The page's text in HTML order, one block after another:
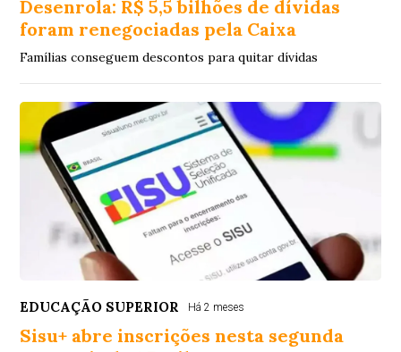
Desenrola: R$ 5,5 bilhões de dívidas
foram renegociadas pela Caixa
Famílias conseguem descontos para quitar dívidas
EDUCAÇÃO SUPERIOR Há 2 meses
Sisu+ abre inscrições nesta segunda